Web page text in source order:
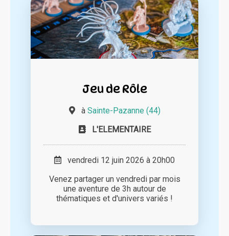
Jeu de Rôle
à Sainte-Pazanne (44)
L'ELEMENTAIRE
vendredi 12 juin 2026 à 20h00
Venez partager un vendredi par mois
une aventure de 3h autour de
thématiques et d'univers variés !